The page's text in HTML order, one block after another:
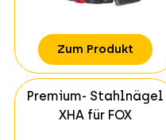
Zum Produkt
Premium- Stahlnägel
XHA für FOX